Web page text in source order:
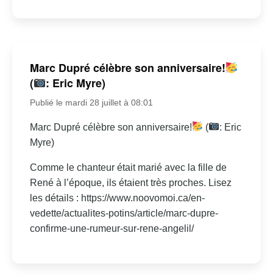
Marc Dupré célèbre son anniversaire!
(
: Eric Myre)
Publié le mardi 28 juillet à 08:01
Marc Dupré célèbre son anniversaire! (
: Eric
Myre)
Comme le chanteur était marié avec la fille de
René à l’époque, ils étaient très proches. Lisez
les détails : https://www.noovomoi.ca/en-
vedette/actualites-potins/article/marc-dupre-
confirme-une-rumeur-sur-rene-angelil/